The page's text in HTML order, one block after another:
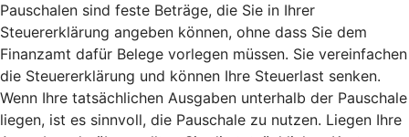
Pauschalen sind feste Beträge, die Sie in Ihrer
Steuererklärung angeben können, ohne dass Sie dem
Finanzamt dafür Belege vorlegen müssen. Sie vereinfachen
die Steuererklärung und können Ihre Steuerlast senken.
Wenn Ihre tatsächlichen Ausgaben unterhalb der Pauschale
liegen, ist es sinnvoll, die Pauschale zu nutzen. Liegen Ihre